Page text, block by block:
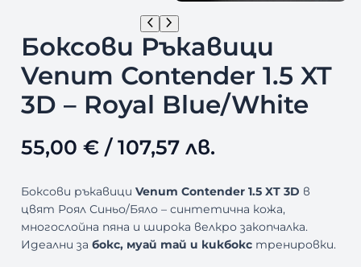
Боксови Ръкавици
Venum Contender 1.5 XT
3D – Royal Blue/White
55,00 €/ 107,57 лв.
Боксови ръкавици Venum Contender 1.5 XT 3D в
цвят Роял Синьо/Бяло – синтетична кожа,
многослойна пяна и широка велкро закопчалка.
Идеални за бокс, муай тай и кикбокстренировки.